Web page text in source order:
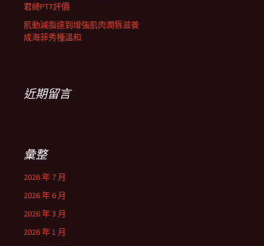
君綺PTT評價
肌動減脂達到增強肌肉潤唇滋養
成海菲秀種溫和
近期留言
彙整
2026 年 7 月
2026 年 6 月
2026 年 3 月
2026 年 1 月